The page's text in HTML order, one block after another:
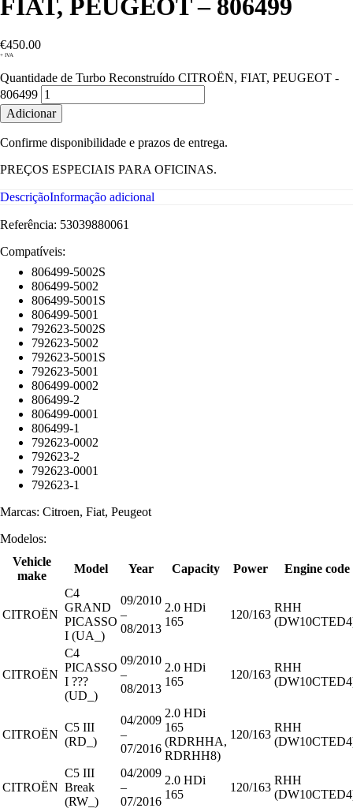
FIAT, PEUGEOT – 806499
€450.00
+ IVA
Quantidade de Turbo Reconstruído CITROËN, FIAT, PEUGEOT -
806499
Adicionar
Confirme disponibilidade e prazos de entrega.
PREÇOS ESPECIAIS PARA OFICINAS.
DescriçãoInformação adicional
Referência: 53039880061
Compatíveis:
806499-5002S
806499-5002
806499-5001S
806499-5001
792623-5002S
792623-5002
792623-5001S
792623-5001
806499-0002
806499-2
806499-0001
806499-1
792623-0002
792623-2
792623-0001
792623-1
Marcas: Citroen, Fiat, Peugeot
Modelos:
Vehicle
make
Model Year Capacity Power Engine code
CITROËN
C4
GRAND
PICASSO
I (UA_)
09/2010
–
08/2013
2.0 HDi
165
120/163
RHH
CITROËN
C4
PICASSO
I ???
(UD_)
09/2010
–
08/2013
2.0 HDi
165
120/163
RHH
CITROËN
C5 III
(RD_)
04/2009
–
07/2016
2.0 HDi
165
(RDRHHA,
RDRHH8)
120/163
RHH
CITROËN
C5 III
Break
(RW_)
04/2009
–
07/2016
2.0 HDi
165
120/163
RHH